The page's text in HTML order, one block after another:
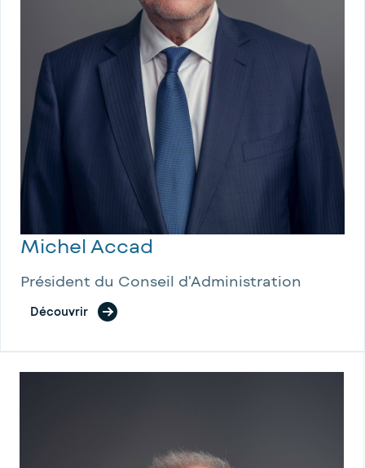
Michel Accad
Président du Conseil d'Administration
Découvrir